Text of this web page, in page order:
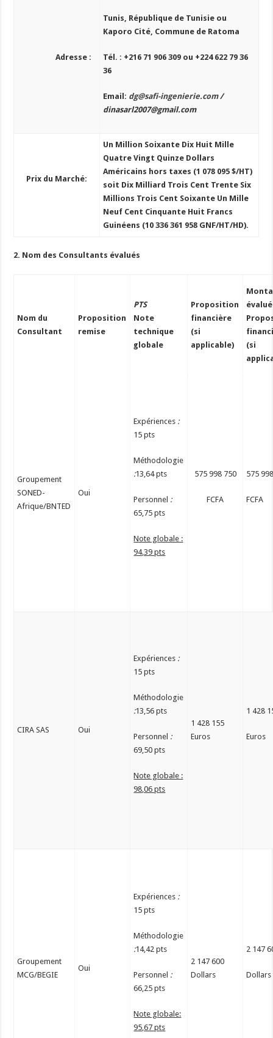
Adresse :
Tunis, République de Tunisie ou
Kaporo Cité, Commune de Ratoma
Tél. : +216 71 906 309 ou +224 622 79 36
36
Email: dg@safi-ingenierie.com/
dinasarl2007@gmail.com
Prix du Marché:
Un Million Soixante Dix Huit Mille
Quatre Vingt Quinze Dollars
Américains hors taxes (1 078 095 $/HT)
soit Dix Milliard Trois Cent Trente Six
Millions Trois Cent Soixante Un Mille
Neuf Cent Cinquante Huit Francs
Guinéens (10 336 361 958 GNF/HT/HD).
2. Nom des Consultants évalués
Nom du
Consultant
Proposition
remise
PTS
Note
technique
globale
Proposition
financière
(si
applicable)
(si
Groupement
SONED-
Afrique/BNTED
Oui
Expériences :
15 pts
Méthodologie
:13,64 pts
Personnel :
65,75 pts
Note globale :
94,39 pts
575 998 750
FCFA
575
FCFA
CIRA SAS Oui
Expériences :
15 pts
Méthodologie
:13,56 pts
Personnel :
69,50 pts
Note globale :
98,06 pts
1 428 155
Euros
1 428
Euros
Groupement
MCG/BEGIE
Oui
Expériences :
15 pts
Méthodologie
:14,42 pts
Personnel :
66,25 pts
Note globale:
95,67 pts
2 147 600
Dollars
2 147
Dollars